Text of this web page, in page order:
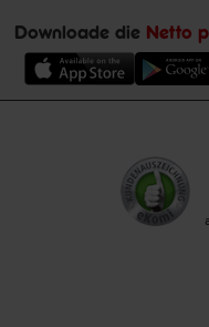
Downloade die Netto
Unsere